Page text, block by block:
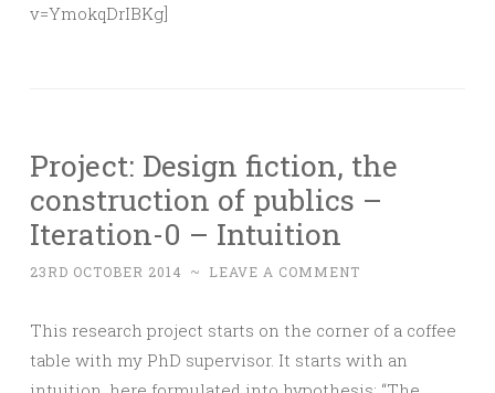
v=YmokqDrIBKg]
Project: Design fiction, the
construction of publics –
Iteration-0 – Intuition
23RD OCTOBER 2014 ~ LEAVE A COMMENT
This research project starts on the corner of a coffee
table with my PhD supervisor. It starts with an